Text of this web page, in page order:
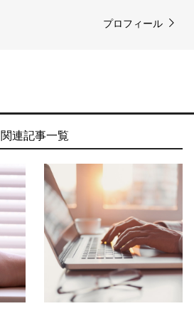
プロフィール
関連記事一覧